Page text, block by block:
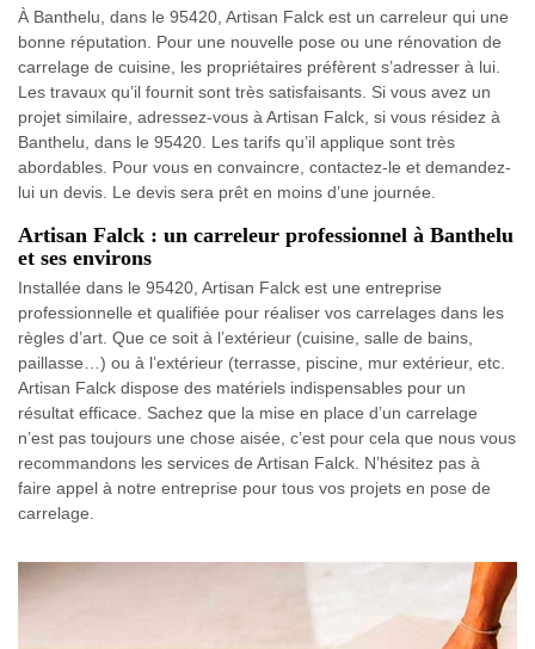
À Banthelu, dans le 95420, Artisan Falck est un carreleur qui une
bonne réputation. Pour une nouvelle pose ou une rénovation de
carrelage de cuisine, les propriétaires préfèrent s’adresser à lui.
Les travaux qu’il fournit sont très satisfaisants. Si vous avez un
projet similaire, adressez-vous à Artisan Falck, si vous résidez à
Banthelu, dans le 95420. Les tarifs qu’il applique sont très
abordables. Pour vous en convaincre, contactez-le et demandez-
lui un devis. Le devis sera prêt en moins d’une journée.
Artisan Falck : un carreleur professionnel à Banthelu
et ses environs
Installée dans le 95420, Artisan Falck est une entreprise
professionnelle et qualifiée pour réaliser vos carrelages dans les
règles d’art. Que ce soit à l’extérieur (cuisine, salle de bains,
paillasse…) ou à l’extérieur (terrasse, piscine, mur extérieur, etc.
Artisan Falck dispose des matériels indispensables pour un
résultat efficace. Sachez que la mise en place d’un carrelage
n’est pas toujours une chose aisée, c’est pour cela que nous vous
recommandons les services de Artisan Falck. N’hésitez pas à
faire appel à notre entreprise pour tous vos projets en pose de
carrelage.